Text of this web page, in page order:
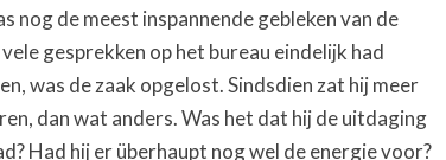
nog de meest inspannende gebleken van de
gesprekken op het bureau eindelijk had
was de zaak opgelost. Sindsdien zat hij meer
dan wat anders. Was het dat hij de uitdaging
Had hij er überhaupt nog wel de energie voor?